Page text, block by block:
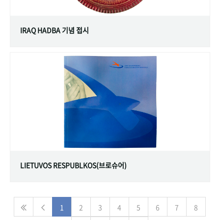
IRAQ HADBA 기념 접시
LIETUVOS RESPUBLKOS(브로슈어)
1 2 3 4 5 6 7 8